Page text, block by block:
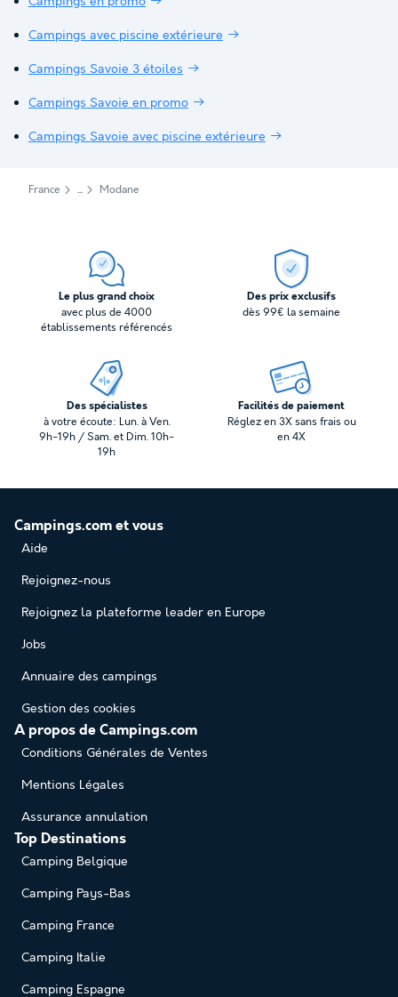
Campings avec piscine extérieure
Campings Savoie 3 étoiles
Campings Savoie en promo
Campings Savoie avec piscine extérieure
France Modane
Le plus grand choix
avec plus de 4000
établissements référencés
Des prix exclusifs
dès 99€ la semaine
Des spécialistes
à votre écoute: Lun. à Ven.
9h-19h / Sam. et Dim. 10h-
19h
Facilités de paiement
Réglez en 3X sans frais ou
en 4X
Campings.com et vous
Aide
Rejoignez-nous
Rejoignez la plateforme leader en Europe
Jobs
Annuaire des campings
Gestion des cookies
A propos de Campings.com
Conditions Générales de Ventes
Mentions Légales
Assurance annulation
Top Destinations
Camping Belgique
Camping Pays-Bas
Camping France
Camping Italie
Camping Espagne